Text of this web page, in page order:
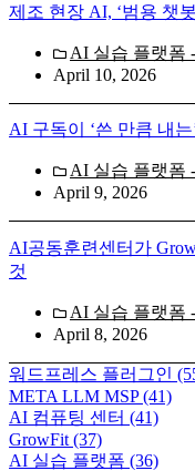
제조 현장 AI, ‘범용 챗
AI 실습 플랫폼
April 10, 2026
AI 구독이 ‘쓴 만큼 내
AI 실습 플랫폼
April 9, 2026
AI공동훈련센터가
것
AI 실습 플랫폼
April 8, 2026
워드프레스 플러그인
META LLM MSP(41)
AI 컴퓨팅 센터 (41)
GrowFit (37)
AI 실습 플랫폼 (36)